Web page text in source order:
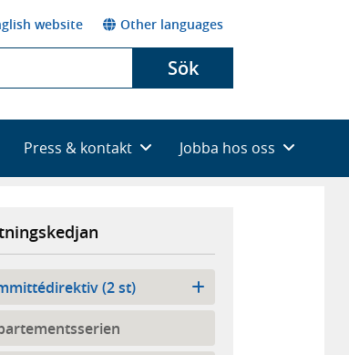
website Other languages
Sök
Press & kontakt Jobba hos oss
(2 st)